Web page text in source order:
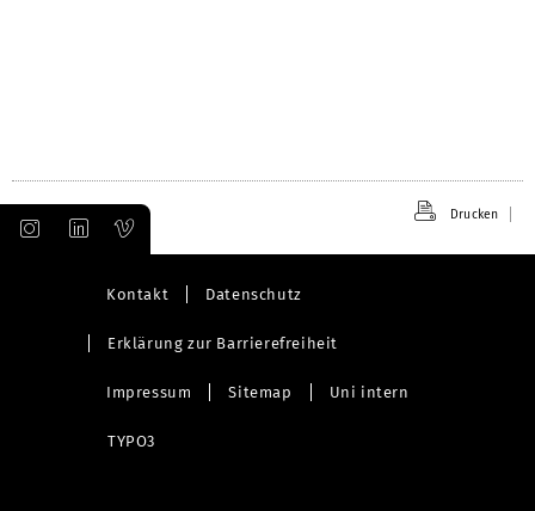
Drucken
Kontakt Datenschutz
Erklärung zur Barrierefreiheit
Impressum Sitemap Uni intern
TYPO3